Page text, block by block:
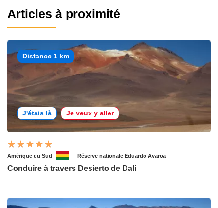
Articles à proximité
Distance 1 km
J'étais là Je veux y aller
Amérique du Sud Réserve nationale Eduardo Avaroa
Conduire à travers Desierto de Dali